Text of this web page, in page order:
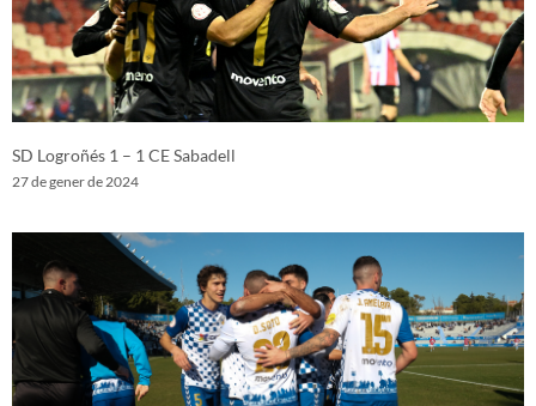
SD Logroñés 1 – 1 CE Sabadell
27 de gener de 2024